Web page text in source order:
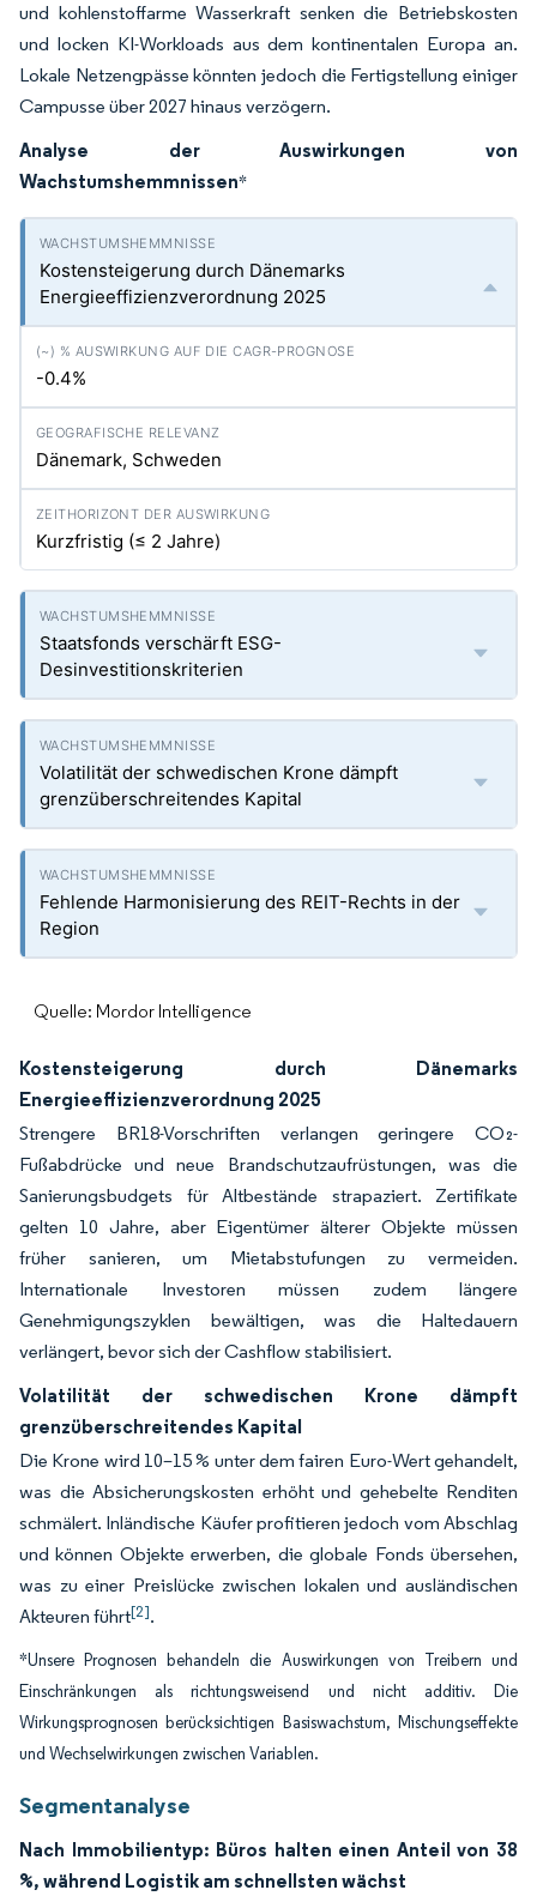
und kohlenstoffarme Wasserkraft senken die Betriebskosten
und locken KI-Workloads aus dem kontinentalen Europa an.
Lokale Netzengpässe könnten jedoch die Fertigstellung einiger
Campusse über 2027 hinaus verzögern.
Analyse der Auswirkungen von
Wachstumshemmnissen*
Kostensteigerung durch Dänemarks
Energieeffizienzverordnung 2025
-0.4%
Dänemark, Schweden
Kurzfristig (≤ 2 Jahre)
Staatsfonds verschärft ESG-
Desinvestitionskriterien
Volatilität der schwedischen Krone dämpft
grenzüberschreitendes Kapital
Fehlende Harmonisierung des REIT-Rechts in der
Region
Quelle: Mordor Intelligence
Kostensteigerung durch Dänemarks
Energieeffizienzverordnung 2025
Strengere BR18-Vorschriften verlangen geringere CO₂-
Fußabdrücke und neue Brandschutzaufrüstungen, was die
Sanierungsbudgets für Altbestände strapaziert. Zertifikate
gelten 10 Jahre, aber Eigentümer älterer Objekte müssen
früher sanieren, um Mietabstufungen zu vermeiden.
Internationale Investoren müssen zudem längere
Genehmigungszyklen bewältigen, was die Haltedauern
verlängert, bevor sich der Cashflow stabilisiert.
Volatilität der schwedischen Krone dämpft
grenzüberschreitendes Kapital
Die Krone wird 10–15 % unter dem fairen Euro-Wert gehandelt,
was die Absicherungskosten erhöht und gehebelte Renditen
schmälert. Inländische Käufer profitieren jedoch vom Abschlag
und können Objekte erwerben, die globale Fonds übersehen,
was zu einer Preislücke zwischen lokalen und ausländischen
Akteuren führt[2].
*Unsere Prognosen behandeln die Auswirkungen von Treibern und
Einschränkungen als richtungsweisend und nicht additiv. Die
Wirkungsprognosen berücksichtigen Basiswachstum, Mischungseffekte
und Wechselwirkungen zwischen Variablen.
Segmentanalyse
Nach Immobilientyp: Büros halten einen Anteil von 38
%, während Logistik am schnellsten wächst